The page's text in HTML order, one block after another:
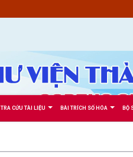
TRA CỨU TÀI LIỆU BÀI TRÍCH SỐ HÓA BỘ